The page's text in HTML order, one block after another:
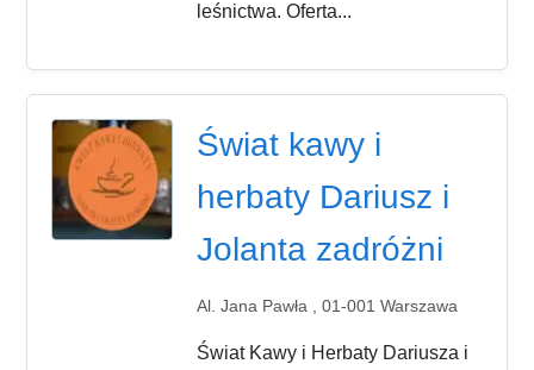
leśnictwa. Oferta...
Świat kawy i
herbaty Dariusz i
Jolanta zadróżni
Al. Jana Pawła , 01-001 Warszawa
Świat Kawy i Herbaty Dariusza i